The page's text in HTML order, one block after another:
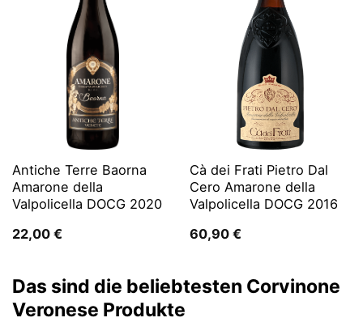
Antiche Terre Baorna
Amarone della
Valpolicella DOCG 2020
22,00 €
Cà dei Frati Pietro Dal
Cero Amarone della
Valpolicella DOCG 2016
60,90 €
Das sind die beliebtesten Corvinone
Veronese Produkte